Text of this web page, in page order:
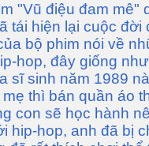
"Vũ điệu đam
tái hiện lại cuộc
bộ phim nói về
hop, đây giống
sĩ sinh năm 1989
mẹ thì bán quần áo
con sẽ học hành
hip-hop, anh đã bị